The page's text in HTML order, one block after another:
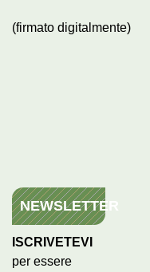
(firmato digitalmente)
NEWSLETTER
ISCRIVETEVI
per essere